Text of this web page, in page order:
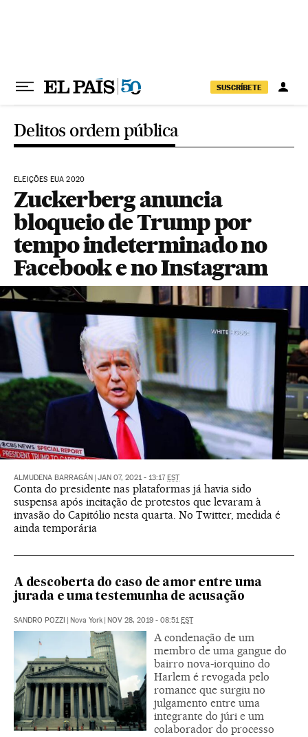
SUSCRÍBETE
Delitos ordem pública
ELEIÇÕES EUA 2020
Zuckerberg anuncia
bloqueio de Trump por
tempo indeterminado no
Facebook e no Instagram
ALMUDENA BARRAGÁN JAN 07, 2021 - 13:17 EST
Conta do presidente nas plataformas já havia sido
suspensa após incitação de protestos que levaram à
invasão do Capitólio nesta quarta. No Twitter, medida é
ainda temporária
A descoberta do caso de amor entre uma
jurada e uma testemunha de acusação
SANDRO POZZI Nova York NOV 28, 2019 - 08:51 EST
A condenação de um
membro de uma gangue do
bairro nova-iorquino do
Harlem é revogada pelo
romance que surgiu no
julgamento entre uma
integrante do júri e um
colaborador do processo